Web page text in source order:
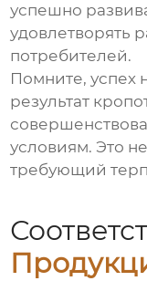
успешно
удовлетворять
потребителей.
Помните, успех
результат
условиям. Это
требующий